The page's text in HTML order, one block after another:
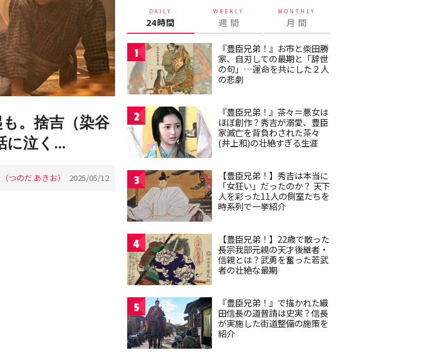
。捨吉（染谷
に泣く…
つのだ あきお） 2025/05/12
DAILY
24時間
WEEKLY
週 間
MONTHLY
月 間
1
『豊臣兄弟！』お市と柴田勝
家、自刃しての最期と「辞世
の句」…運命を共にした２人
の悲劇
2
『豊臣兄弟！』茶々＝悪女は
ほぼ創作？秀吉が溺愛、豊臣
家滅亡を背負わされた茶々
(井上和)の壮絶すぎる生涯
3
【豊臣兄弟！】秀吉は本当に
「女狂い」だったのか？ 天下
人を彩った11人の側室たちを
時系列で一挙紹介
4
【豊臣兄弟！】22歳で散った
長宗我部元親の天才後継者・
信親とは？武勇を奮った若武
者の壮絶な最期
5
『豊臣兄弟！』で描かれた織
田信長の道普請は史実？信長
が実施した街道整備の施策を
紹介